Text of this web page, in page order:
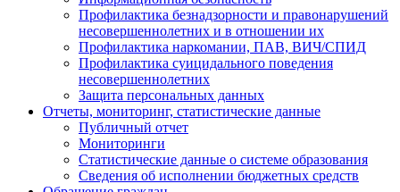
Профилактика безнадзорности и правонарушений
несовершеннолетних и в отношении их
Профилактика наркомании, ПАВ, ВИЧ/СПИД
Профилактика суицидального поведения
несовершеннолетних
Защита персональных данных
Отчеты, мониторинг, статистические данные
Публичный отчет
Мониторинги
Статистические данные о системе образования
Сведения об исполнении бюджетных средств